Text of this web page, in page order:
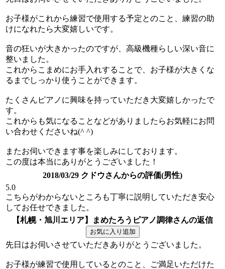
お子様がこれから練習で使用する予定とのこと、練習の助
けになれたら大変嬉しいです。
音の狂いが大きかったのですが、高級機種らしい深い音に
整いました。
これからこまめにお手入れすることで、お子様が大きくな
るまでしっかり使うことができます。
たくさんピアノに興味を持っていただき大変嬉しかったで
す。
これからも気になることなどがありましたらお気軽にお問
い合わせくださいね(^ ^)
またお伺いできます事を楽しみにしております。
この度は本当にありがとうございました！
2018/03/29 クドウさんからの評価(男性)
5.0
こちらがわからないところも丁寧に説明していただき安心
してお任せできました。
【札幌・旭川エリア】まめたろうピアノ調律さんの返信
先日はお伺いさせていただきありがとうございました。
お子様が練習で使用しているとのこと、ご満足いただけた